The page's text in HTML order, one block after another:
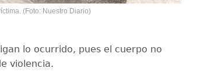
(Foto: Nuestro Diario)
lo ocurrido, pues el cuerpo no
violencia.